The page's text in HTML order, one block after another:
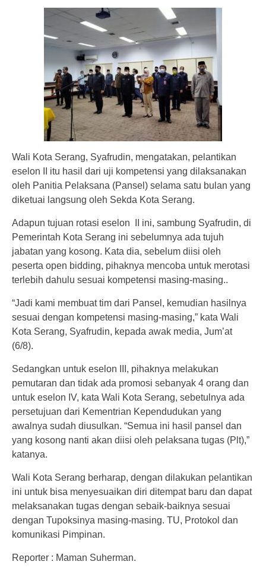
Wali Kota Serang, Syafrudin, mengatakan, pelantikan
eselon II itu hasil dari uji kompetensi yang dilaksanakan
oleh Panitia Pelaksana (Pansel) selama satu bulan yang
diketuai langsung oleh Sekda Kota Serang.
Adapun tujuan rotasi eselon II ini, sambung Syafrudin, di
Pemerintah Kota Serang ini sebelumnya ada tujuh
jabatan yang kosong. Kata dia, sebelum diisi oleh
peserta open bidding, pihaknya mencoba untuk merotasi
terlebih dahulu sesuai kompetensi masing-masing..
“Jadi kami membuat tim dari Pansel, kemudian hasilnya
sesuai dengan kompetensi masing-masing,” kata Wali
Kota Serang, Syafrudin, kepada awak media, Jum’at
(6/8).
Sedangkan untuk eselon III, pihaknya melakukan
pemutaran dan tidak ada promosi sebanyak 4 orang dan
untuk eselon IV, kata Wali Kota Serang, sebetulnya ada
persetujuan dari Kementrian Kependudukan yang
awalnya sudah diusulkan. “Semua ini hasil pansel dan
yang kosong nanti akan diisi oleh pelaksana tugas (Plt),”
katanya.
Wali Kota Serang berharap, dengan dilakukan pelantikan
ini untuk bisa menyesuaikan diri ditempat baru dan dapat
melaksanakan tugas dengan sebaik-baiknya sesuai
dengan Tupoksinya masing-masing. TU, Protokol dan
komunikasi Pimpinan.
Reporter : Maman Suherman.